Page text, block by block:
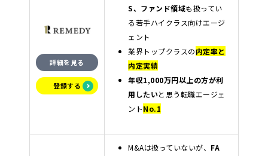
詳細を見る
登録する
S、ファンド領域も扱ってい
る若手ハイクラス向けエージ
ェント
業界トップクラスの内定率と
内定実績
年収1,000万円以上の方が利
用したいと思う転職エージェ
ントNo.1
M&Aは扱っていないが、 FA